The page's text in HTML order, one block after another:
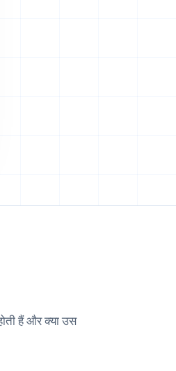
हैं और क्या उस